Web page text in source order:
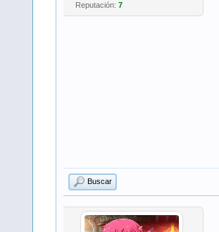
Reputación:7
Buscar